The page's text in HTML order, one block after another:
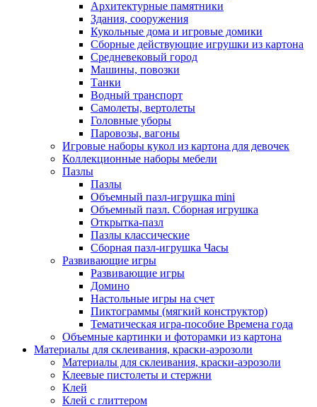
Архитектурные памятники
Здания, сооружения
Кукольные дома и игровые домики
Сборные действующие игрушки из картона
Средневековый город
Машины, повозки
Танки
Водный транспорт
Самолеты, вертолеты
Головные уборы
Паровозы, вагоны
Игровые наборы кукол из картона для девочек
Коллекционные наборы мебели
Пазлы
Пазлы
Объемный пазл-игрушка mini
Объемный пазл. Сборная игрушка
Открытка-пазл
Пазлы классические
Сборная пазл-игрушка Часы
Развивающие игры
Развивающие игры
Домино
Настольные игры на счет
Пиктограммы (мягкий конструктор)
Тематическая игра-пособие Времена года
Объемные картинки и фоторамки из картона
Материалы для склеивания, краски-аэрозоли
Материалы для склеивания, краски-аэрозоли
Клеевые пистолеты и стержни
Клей
Клей с глиттером